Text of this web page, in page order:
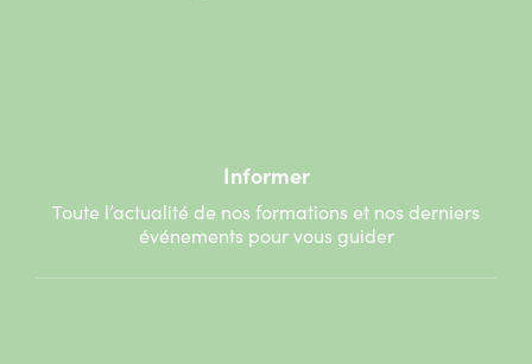
Informer
Toute l’actualité de nos formations et nos derniers
événements pour vous guider